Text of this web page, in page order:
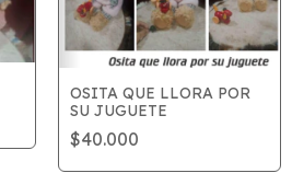
OSITA QUE LLORA POR
SU JUGUETE
$40.000